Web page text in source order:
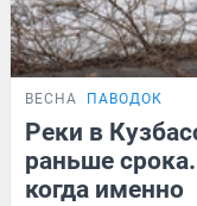
ВЕСНА ПАВОДОК
Реки в
раньше
когда именно